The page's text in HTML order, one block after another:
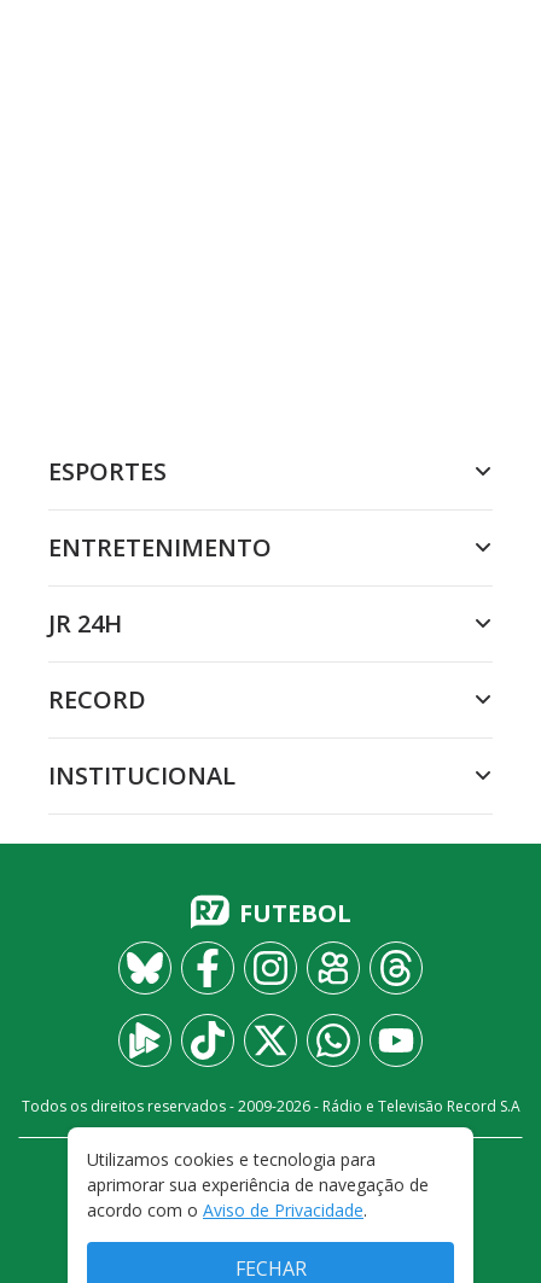
ESPORTES
ENTRETENIMENTO
JR 24H
RECORD
INSTITUCIONAL
FUTEBOL
Todos os direitos reservados - 2009-2026- Rádio e Televisão Record S.A
FALE CONOSCO
PRIVACIDADE
TERMOS E CONDIÇÕES DE USO
Utilizamos cookies e tecnologia para
aprimorar sua experiência de navegação de
acordo com o Aviso de Privacidade.
FECHAR